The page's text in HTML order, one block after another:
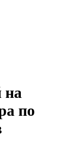
на
по